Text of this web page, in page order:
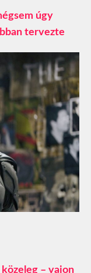
úgy
tervezte
– vajon